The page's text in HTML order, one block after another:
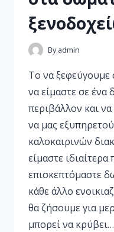
By admin
Το να ξεφεύγουμε
να είμαστε σε ένα
περιβάλλον και
να μας
καλοκαιρινών
είμαστε
επισκεπτόμαστε
κάθε άλλο
θα ζήσουμε για
μπορεί να κρύβει…